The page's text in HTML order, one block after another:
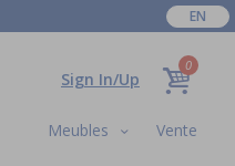
EN
Sign In/Up
0
Meubles Vente